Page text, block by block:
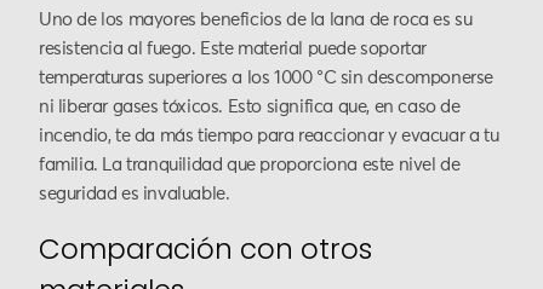
Uno de los mayores beneficios de la lana de roca es su
resistencia al fuego. Este material puede soportar
temperaturas superiores a los 1000 °C sin descomponerse
ni liberar gases tóxicos. Esto significa que, en caso de
incendio, te da más tiempo para reaccionar y evacuar a tu
familia. La tranquilidad que proporciona este nivel de
seguridad es invaluable.
Comparación con otros